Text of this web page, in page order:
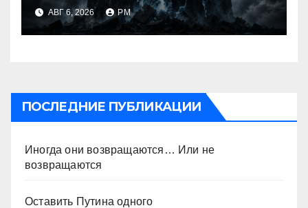
АВГ 6, 2026 РМ
ПОСЛЕДНИЕ ПУБЛИКАЦИИ
Иногда они возвращаются… Или не
возвращаются
Оставить Путина одного